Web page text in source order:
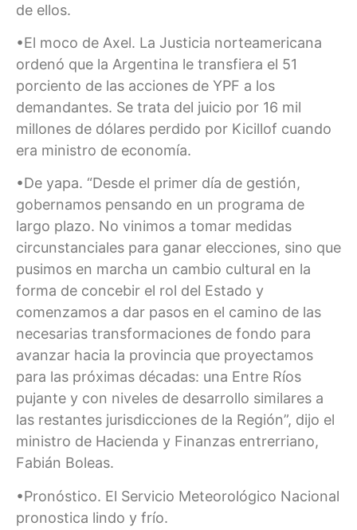
de ellos.
•El moco de Axel. La Justicia norteamericana
ordenó que la Argentina le transfiera el 51
porciento de las acciones de YPF a los
demandantes. Se trata del juicio por 16 mil
millones de dólares perdido por Kicillof cuando
era ministro de economía.
•De yapa. “Desde el primer día de gestión,
gobernamos pensando en un programa de
largo plazo. No vinimos a tomar medidas
circunstanciales para ganar elecciones, sino que
pusimos en marcha un cambio cultural en la
forma de concebir el rol del Estado y
comenzamos a dar pasos en el camino de las
necesarias transformaciones de fondo para
avanzar hacia la provincia que proyectamos
para las próximas décadas: una Entre Ríos
pujante y con niveles de desarrollo similares a
las restantes jurisdicciones de la Región”, dijo el
ministro de Hacienda y Finanzas entrerriano,
Fabián Boleas.
•Pronóstico. El Servicio Meteorológico Nacional
pronostica lindo y frío.